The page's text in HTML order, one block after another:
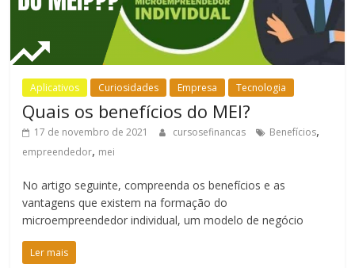
Aplicativos Curiosidades Empresa Tecnologia
Quais os benefícios do MEI?
17 de novembro de 2021 cursosefinancas Benefícios,
empreendedor, mei
No artigo seguinte, compreenda os benefícios e as
vantagens que existem na formação do
microempreendedor individual, um modelo de negócio
Ler mais